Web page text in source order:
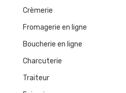
Crèmerie
Fromagerie en ligne
Boucherie en ligne
Charcuterie
Traiteur